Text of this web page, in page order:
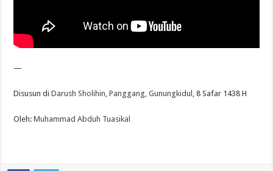
—
Disusun diDarush Sholihin, Panggang, Gunungkidul , 8 Safar 1438 H
Oleh:Muhammad Abduh Tuasikal